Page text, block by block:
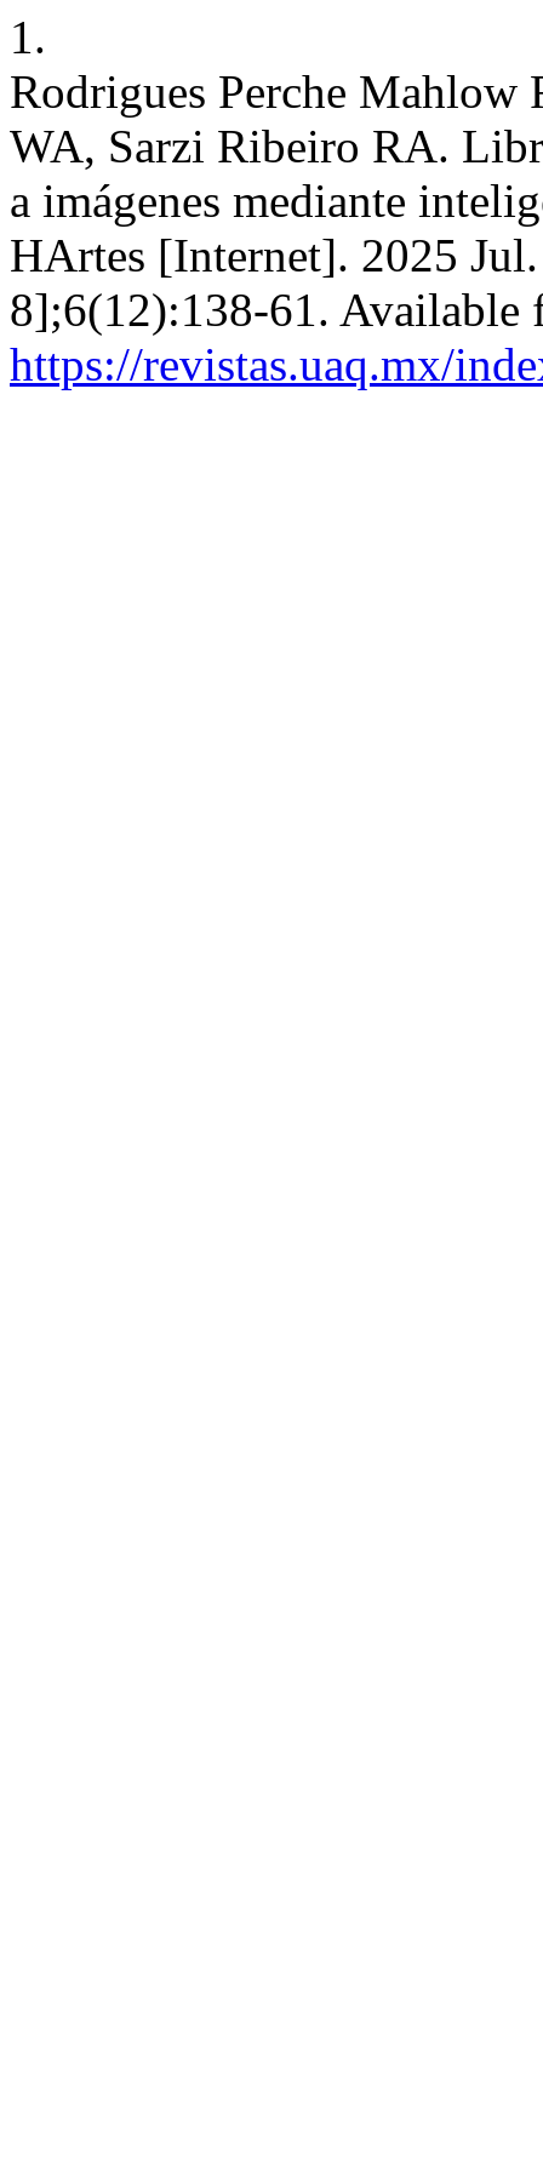
1.
Rodrigues Perche Mahlow
WA, Sarzi Ribeiro RA.
a imágenes mediante
HArtes [Internet]. 2025
8];6(12):138-61. Available
https://revistas.uaq.mx/